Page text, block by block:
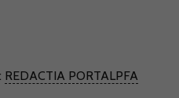
REDACTIA PORTALPFA